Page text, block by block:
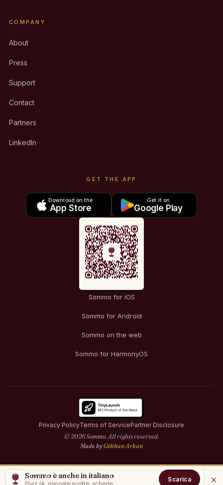
COMPANY
About
Press
Support
Contact
Partners
LinkedIn
GET THE APP
Download on the
App Store
Get it on
Google Play
Sommo for iOS
Sommo for Android
Sommo on the web
Sommo for HarmonyOS
Privacy PolicyTerms of ServicePartner Disclosure
© 2026 Sommo. All rights reserved.
Made byGökhan Arkan
Sommo è anche in italiano
Quiz IA, risposte scritte, schede.
Scarica ×